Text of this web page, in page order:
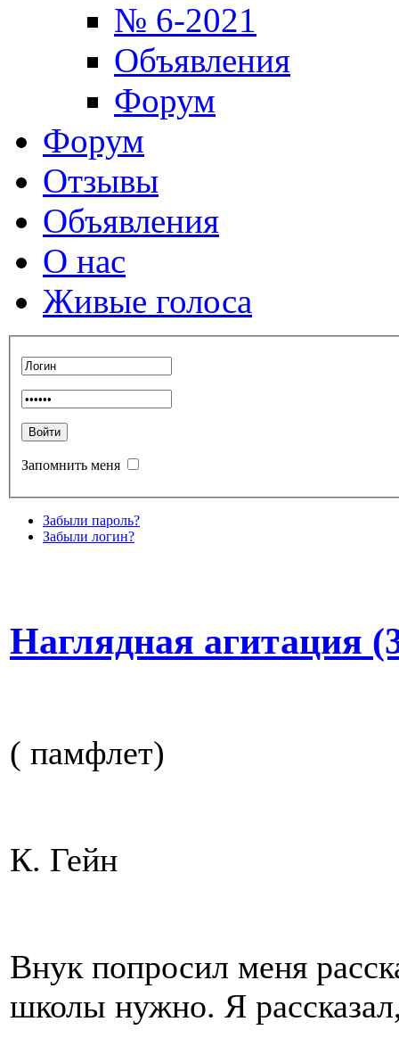
№ 6-2021
Объявления
Форум
Форум
Отзывы
Объявления
О нас
Живые голоса
Запомнить меня
Забыли пароль?
Забыли логин?
Наглядная агитация
( памфлет)
К. Гейн
Внук попросил меня
школы нужно. Я